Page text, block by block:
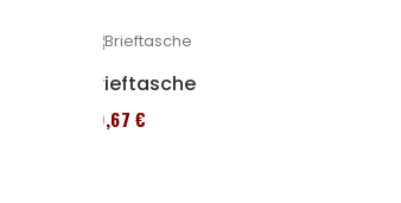
Brieftasche
39,67 €